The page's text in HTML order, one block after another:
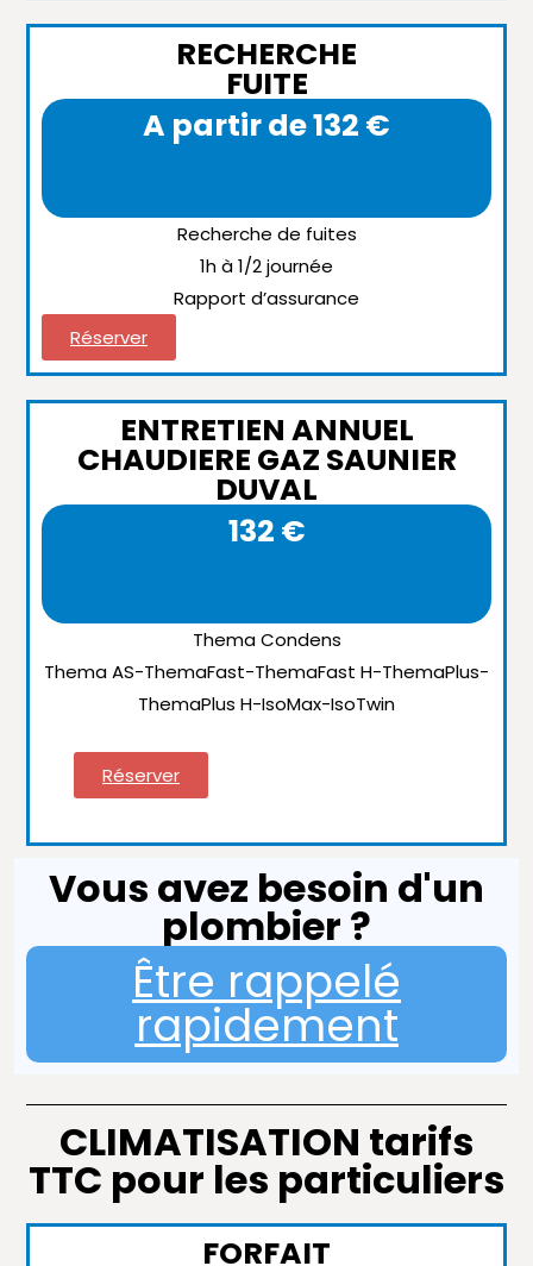
RECHERCHE
FUITE
A partir de 132 €
Recherche de fuites
1h à 1/2 journée
Rapport d’assurance
Réserver
ENTRETIEN ANNUEL
CHAUDIERE GAZ SAUNIER
DUVAL
132 €
Thema Condens
Thema AS-ThemaFast-ThemaFast H-ThemaPlus-
ThemaPlus H-IsoMax-IsoTwin
Réserver
Vous avez besoin d'un
plombier ?
Être rappelé
rapidement
CLIMATISATION tarifs
TTC pour les particuliers
FORFAIT